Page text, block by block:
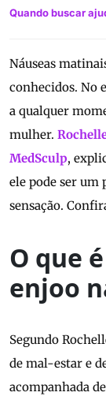
Quando buscar
Náuseas
conhecidos. No
a qualquer
mulher.
MedSculp,
ele pode ser um
sensação.
O que
enjoo
Segundo
de mal-estar e
acompanhada